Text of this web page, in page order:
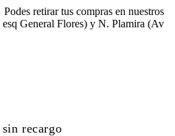
Podes retirar tus compras en nuestros
General Flores) y N. Plamira (Av
recargo